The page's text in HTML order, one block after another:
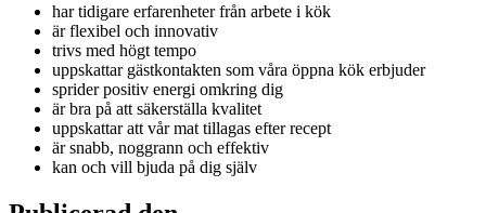
har tidigare erfarenheter från arbete i kök
är flexibel och innovativ
trivs med högt tempo
uppskattar gästkontakten som våra öppna kök erbjuder
sprider positiv energi omkring dig
är bra på att säkerställa kvalitet
uppskattar att vår mat tillagas efter recept
är snabb, noggrann och effektiv
kan och vill bjuda på dig själv